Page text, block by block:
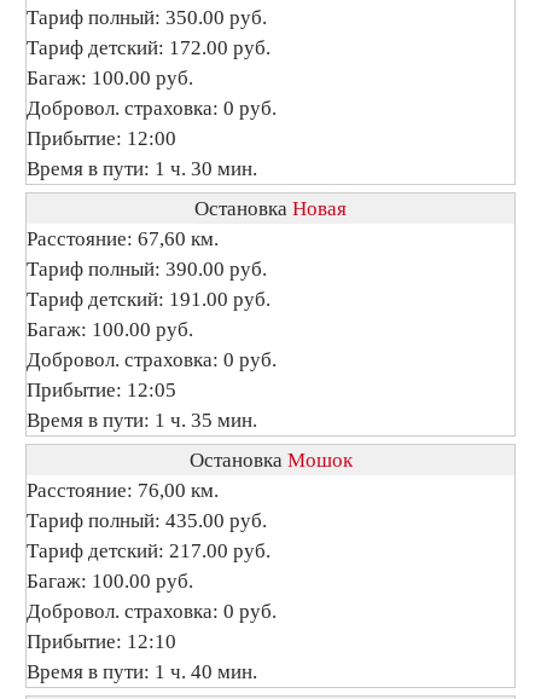
Тариф полный: 350.00 руб.
Тариф детский: 172.00 руб.
Багаж: 100.00 руб.
Добровол. страховка: 0 руб.
Прибытие: 12:00
Время в пути: 1 ч. 30 мин.
Остановка Новая
Расстояние: 67,60 км.
Тариф полный: 390.00 руб.
Тариф детский: 191.00 руб.
Багаж: 100.00 руб.
Добровол. страховка: 0 руб.
Прибытие: 12:05
Время в пути: 1 ч. 35 мин.
Остановка Мошок
Расстояние: 76,00 км.
Тариф полный: 435.00 руб.
Тариф детский: 217.00 руб.
Багаж: 100.00 руб.
Добровол. страховка: 0 руб.
Прибытие: 12:10
Время в пути: 1 ч. 40 мин.